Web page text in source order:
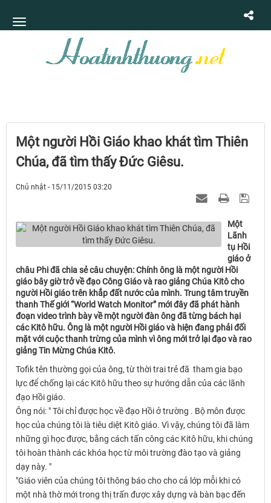
Một người Hồi Giáo khao khát tìm Thiên
Chúa, đã tìm thấy Đức Giêsu.
Chủ nhật - 15/11/2015 03:20
Một
Lãnh
tụ Hồi
giáo ở
châu Phi đã chia sẻ câu chuyện: Chính ông là một người Hồi
giáo bây giờ trở về đạo Công Giáo và rao giảng Chúa Kitô cho
người Hồi giáo trên khắp đất nước của mình. Trung tâm truyền
thanh Thế giới “World Watch Monitor” mới đây đã phát hành
đoạn video trình bày về một người đàn ông đã từng bách hại
các Kitô hữu. Ông là một người Hồi giáo và hiện đang phải đối
mặt với cuộc thanh trừng của mình vì ông mới trở lại đạo và rao
giảng Tin Mừng Chúa Kitô.
Tofik tên thường gọi của ông, từ thời trai trẻ đã tham gia bạo
lực để chống lại các Kitô hữu theo sự hướng dẫn của các lãnh
đạo Hồi giáo.
Ông nói: " Tôi chỉ được học về đạo Hồi ở trường . Bộ môn được
học của chúng tôi là tiêu diệt Kitô giáo. Vì vậy, chúng tôi đã làm
những gì học được, bằng cách tấn công các Kitô hữu, khi chúng
tôi hoàn thành các khóa học từ môi trường đào tạo và giảng
dạy này. "
"Giáo viên của chúng tôi thông báo cho cho cả lớp mỗi khi có
một nhà thờ mới trong thị trấn được xây dựng và bàn bạc đến